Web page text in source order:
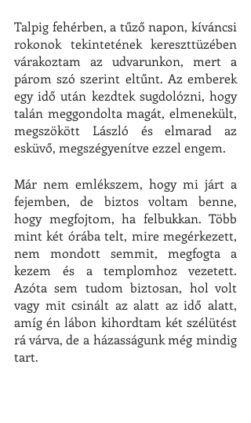
Talpig fehérben, a tűző napon, kíváncsi
rokonok tekintetének kereszttüzében
várakoztam az udvarunkon, mert a
párom szó szerint eltűnt. Az emberek
egy idő után kezdtek sugdolózni, hogy
talán meggondolta magát, elmenekült,
megszökött László és elmarad az
esküvő, megszégyenítve ezzel engem.
Már nem emlékszem, hogy mi járt a
fejemben, de biztos voltam benne,
hogy megfojtom, ha felbukkan. Több
mint két órába telt, mire megérkezett,
nem mondott semmit, megfogta a
kezem és a templomhoz vezetett.
Azóta sem tudom biztosan, hol volt
vagy mit csinált az alatt az idő alatt,
amíg én lábon kihordtam két szélütést
rá várva, de a házasságunk még mindig
tart.